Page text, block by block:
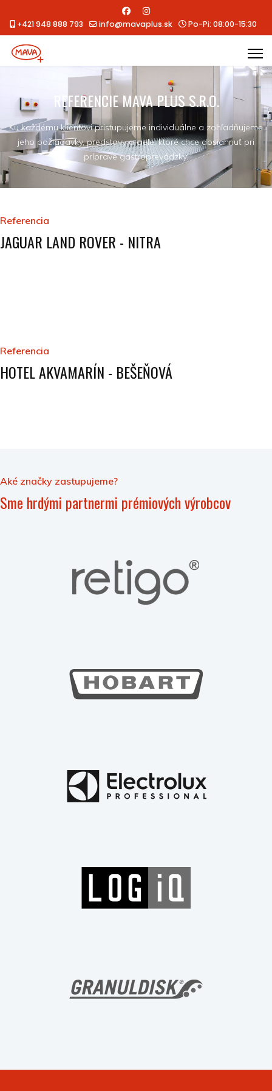
+421 948 888 793 info@mavaplus.sk Po-Pi: 08:00-15:30
REFERENCIE MAVA PLUS S.R.O.
Ku každému klientovi pristupujeme individuálne a zohľadňujeme
jeho požiadavky, predstavy a ciele, ktoré chce dosiahnuť pri
príprave gastroprevádzky.
Referencia
JAGUAR LAND ROVER - NITRA
Referencia
HOTEL AKVAMARÍN - BEŠEŇOVÁ
Aké značky zastupujeme?
Sme hrdými partnermi prémiových výrobcov